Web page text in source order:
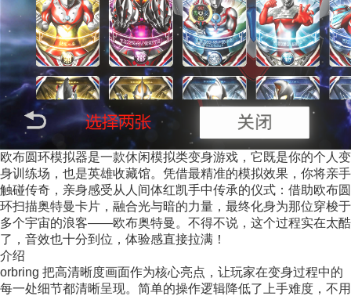
欧布圆环模拟器是一款休闲模拟类变身游戏，它既是你的个人变
身训练场，也是英雄收藏馆。凭借最精准的模拟效果，你将亲手
触碰传奇，亲身感受从人间体红凯手中传承的仪式：借助欧布圆
环扫描奥特曼卡片，融合光与暗的力量，最终化身为那位穿梭于
多个宇宙的浪客——欧布奥特曼。不得不说，这个过程实在太酷
了，音效也十分到位，体验感直接拉满！
介绍
orbring 把高清晰度画面作为核心亮点，让玩家在变身过程中的
每一处细节都清晰呈现。简单的操作逻辑降低了上手难度，不用